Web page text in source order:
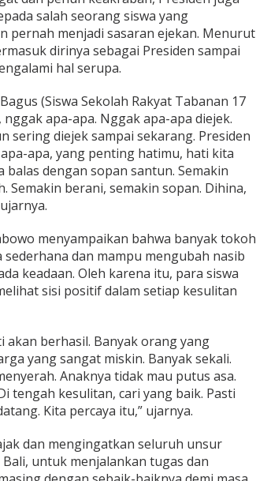
salah seorang siswa yang
pernah menjadi sasaran ejekan. Menurut
dirinya sebagai Presiden sampai
hal serupa.
(Siswa Sekolah Rakyat Tabanan 17
nggak apa-apa. Nggak apa-apa diejek.
sering diejek sampai sekarang. Presiden
apa, yang penting hatimu, hati kita
balas dengan sopan santun. Semakin
Semakin berani, semakin sopan. Dihina,
menyampaikan bahwa banyak tokoh
dan mampu mengubah nasib
keadaan. Oleh karena itu, para siswa
sisi positif dalam setiap kesulitan
akan berhasil. Banyak orang yang
yang sangat miskin. Banyak sekali.
Anaknya tidak mau putus asa.
tengah kesulitan, cari yang baik. Pasti
Kita percaya itu,” ujarnya.
dan mengingatkan seluruh unsur
untuk menjalankan tugas dan